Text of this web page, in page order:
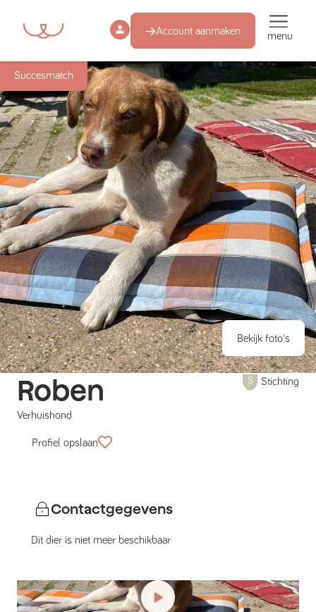
Account aanmaken menu
Succesmatch
Bekijk foto's
Roben
Verhuishond
Stichting
Profiel opslaan
Contactgegevens
Dit dier is niet meer beschikbaar